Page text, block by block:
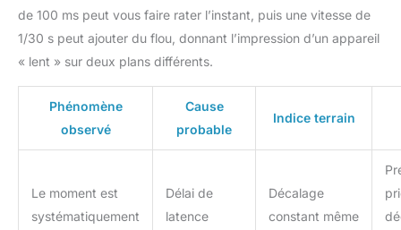
de 100 ms peut vous faire rater l’instant, puis une vitesse de
1/30 s peut ajouter du flou, donnant l’impression d’un appareil
« lent » sur deux plans différents.
Phénomène
observé
Cause
probable
Indice terrain
Le moment est
systématiquement
Délai de
latence
Décalage
constant même